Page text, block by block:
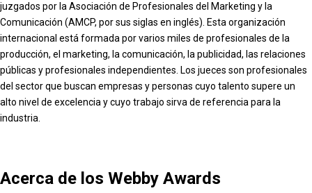
juzgados por la Asociación de Profesionales del Marketing y la
Comunicación (AMCP, por sus siglas en inglés). Esta organización
internacional está formada por varios miles de profesionales de la
producción, el marketing, la comunicación, la publicidad, las relaciones
públicas y profesionales independientes. Los jueces son profesionales
del sector que buscan empresas y personas cuyo talento supere un
alto nivel de excelencia y cuyo trabajo sirva de referencia para la
industria.
Acerca de los Webby Awards